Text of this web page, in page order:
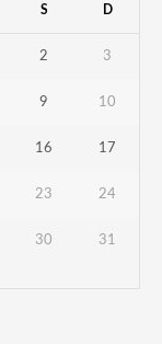
S D
2 3
9 10
16 17
23 24
30 31